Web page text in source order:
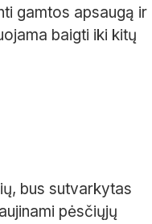
gamtos apsaugą ir
baigti iki kitų
bus sutvarkytas
pėsčiųjų